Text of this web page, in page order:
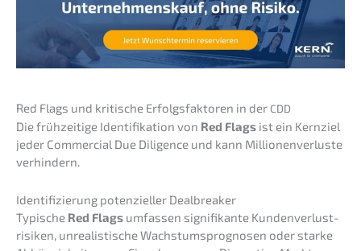
Red Flags und kriti­sche Erfolgs­fak­to­ren in der CDD
Die frühzei­ti­ge Identi­fi­ka­ti­on von Red Flags ist ein Kernziel
jeder Commer­cial Due Diligence und kann Millio­nen­ver­lus­te
verhindern.
Identi­fi­zie­rung poten­zi­el­ler Dealbreaker
Typische Red Flags umfas­sen signi­fi­kan­te Kunden­ver­lust­
ri­si­ken, unrea­lis­ti­sche Wachs­tums­pro­gno­sen oder starke